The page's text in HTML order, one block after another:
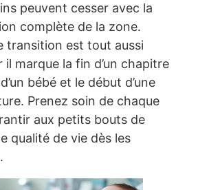
peuvent cesser avec la
complète de la zone.
transition est tout aussi
marque la fin d’un chapitre
bébé et le début d’une
Prenez soin de chaque
aux petits bouts de
qualité de vie dès les